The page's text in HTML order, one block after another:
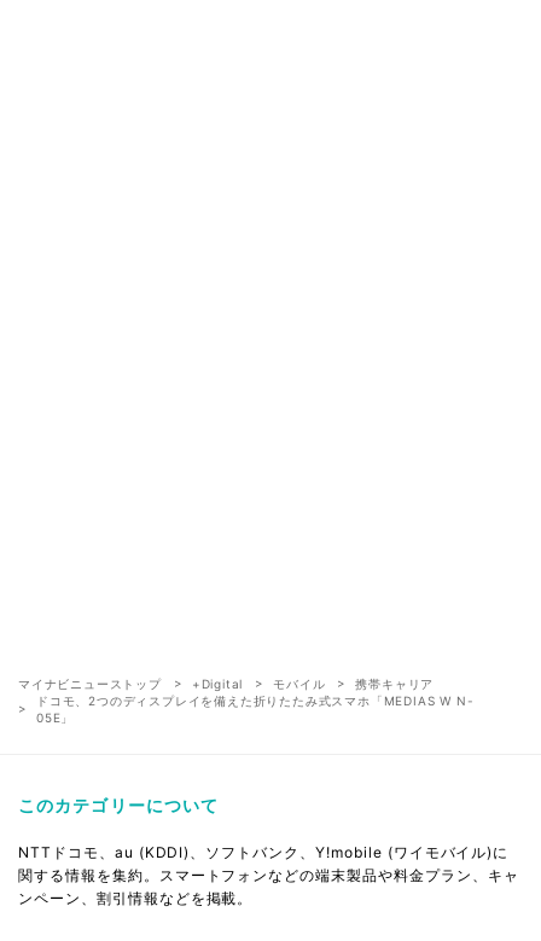
マイナビニューストップ +Digital モバイル
携帯キャリア
ドコモ、2つのディスプレイを備えた折りたたみ式スマホ「MEDIAS W N-
05E」
このカテゴリーについて
NTTドコモ、au (KDDI)、ソフトバンク、Y!mobile (ワイモバイル)に
関する情報を集約。スマートフォンなどの端末製品や料金プラン、キャ
ンペーン、割引情報などを掲載。